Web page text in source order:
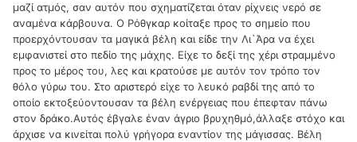
μαζί ατμός, σαν αυτόν που σχηματίζεται όταν ρίχνεις νερό σε
αναμένα κάρβουνα. Ο Ρόθγκαρ κοίταξε προς το σημείο που
προερχόντουσαν τα μαγικά βέλη και είδε την Λι`Άρα να έχει
εμφανιστεί στο πεδίο της μάχης. Είχε το δεξί της χέρι στραμμένο
προς το μέρος του, λες και κρατούσε με αυτόν τον τρόπο τον
θόλο γύρω του. Στο αριστερό είχε το λευκό ραβδί της από το
οποίο εκτοξεύοντουσαν τα βέλη ενέργειας που έπεφταν πάνω
στον δράκο.Αυτός έβγαλε έναν άγριο βρυχηθμό,άλλαξε στόχο και
άρχισε να κινείται πολύ γρήγορα εναντίον της μάγισσας. Βέλη